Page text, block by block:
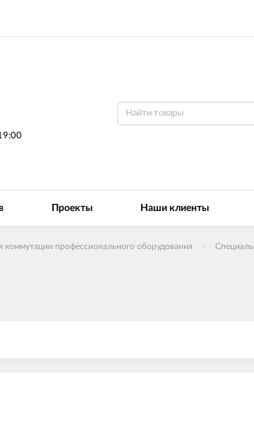
Проекты Наши клиенты
коммутации профессионального оборудования